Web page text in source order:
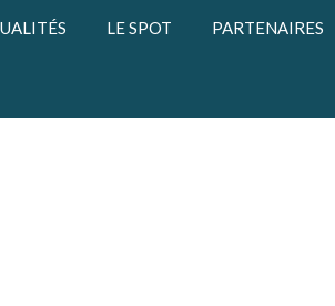
LE SPOT PARTENAIRES